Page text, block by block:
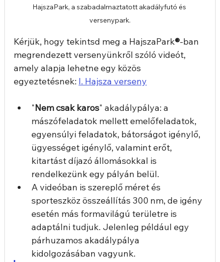
HajszaPark, a szabadalmaztatott akadályfutó és
versenypark.
Kérjük, hogy tekintsd meg a HajszaPark®-ban
megrendezett versenyünkről szóló videót,
amely alapja lehetne egy közös
egyeztetésnek: I. Hajsza verseny
"Nem csak karos" akadálypálya: a
mászófeladatok mellett emelőfeladatok,
egyensúlyi feladatok, bátorságot igénylő,
ügyességet igénylő, valamint erőt,
kitartást díjazó állomásokkal is
rendelkezünk egy pályán belül.
A videóban is szereplő méret és
sporteszköz összeállítás 300 nm, de igény
esetén más formavilágú területre is
adaptálni tudjuk. Jelenleg például egy
párhuzamos akadálypálya
kidolgozásában vagyunk.